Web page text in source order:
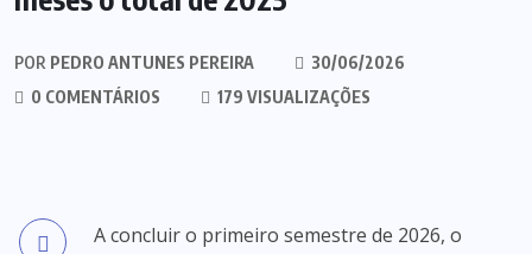
POR PEDRO ANTUNES PEREIRA
30/06/2026
0 COMENTÁRIOS
179 VISUALIZAÇÕES
A concluir o primeiro semestre de 2026, o